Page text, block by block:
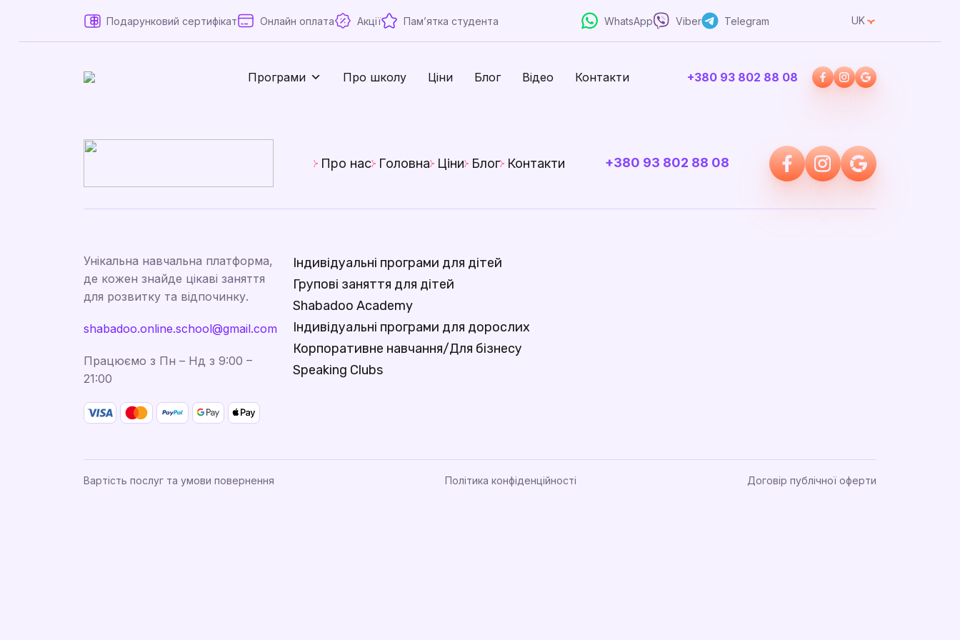
Подарунковий сертифікат Онлайн оплата Акції Памʼятка студента WhatsApp Viber Telegram UK
Програми Про школу Ціни Блог Відео Контакти +380 93 802 88 08
Про нас Головна Ціни Блог Контакти +380 93 802 88 08
Унікальна навчальна платформа,
де кожен знайде цікаві заняття
для розвитку та відпочинку.
shabadoo.online.school@gmail.com
Працюємо з Пн – Нд з 9:00 –
21:00
Індивідуальні програми для дітей
Групові заняття для дітей
Shabadoo Academy
Індивідуальні програми для дорослих
Корпоративне навчання/Для бізнесу
Speaking Clubs
Вартість послуг та умови повернення Політика конфіденційності Договір публічної оферти